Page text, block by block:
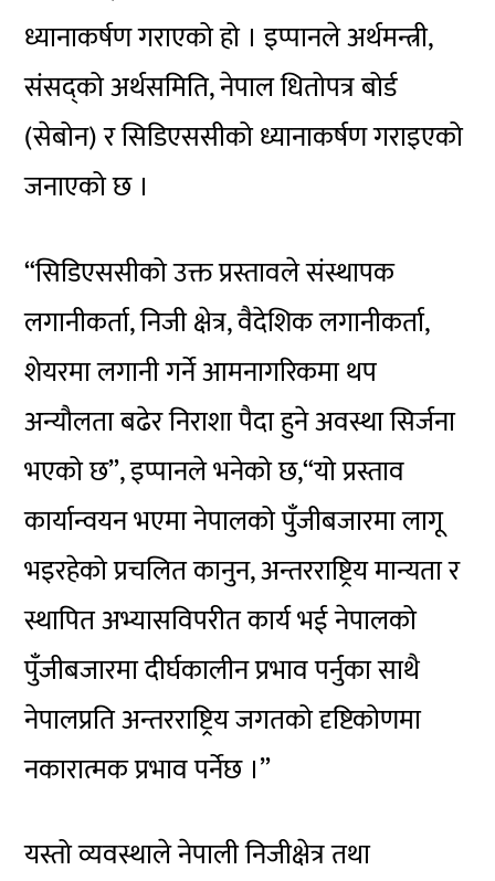
ध्यानाकर्षण गराएको हो । इप्पानले अर्थमन्त्री,
संसद्को अर्थसमिति, नेपाल धितोपत्र बोर्ड
(सेबोन)रसिडिएससीकोध्यानाकर्षण गराइएको
जनाएको छ ।
“सिडिएससीकोउक्त प्रस्तावले संस्थापक
लगानीकर्ता, निजी क्षेत्र, वैदेशिक लगानीकर्ता,
शेयरमा लगानी गर्ने आमनागरिकमा थप
अन्यौलताबढेर निराशा पैदा हुने अवस्था सिर्जना
भएको छ”, इप्पानले भनेकोछ,“योप्रस्ताव
कार्यान्वयन भएमा नेपालको पुँजीबजारमा लागू
भइरहेको प्रचलित कानुन,अन्तरराष्ट्रियमान्यता र
स्थापित अभ्यासविपरीत कार्य भई नेपालको
पुँजीबजारमा दीर्घकालीन प्रभाव पर्नुका साथै
नेपालप्रतिअन्तरराष्ट्रियजगतको दृष्टिकोणमा
नकारात्मक प्रभाव पर्नेछ ।”
यस्तो व्यवस्थाले नेपाली निजीक्षेत्र तथा